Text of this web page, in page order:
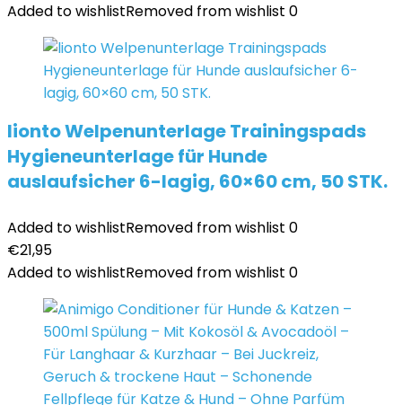
Added to wishlistRemoved from wishlist 0
lionto Welpenunterlage Trainingspads
Hygieneunterlage für Hunde
auslaufsicher 6-lagig, 60×60 cm, 50 STK.
Added to wishlistRemoved from wishlist 0
€21,95
Added to wishlistRemoved from wishlist 0